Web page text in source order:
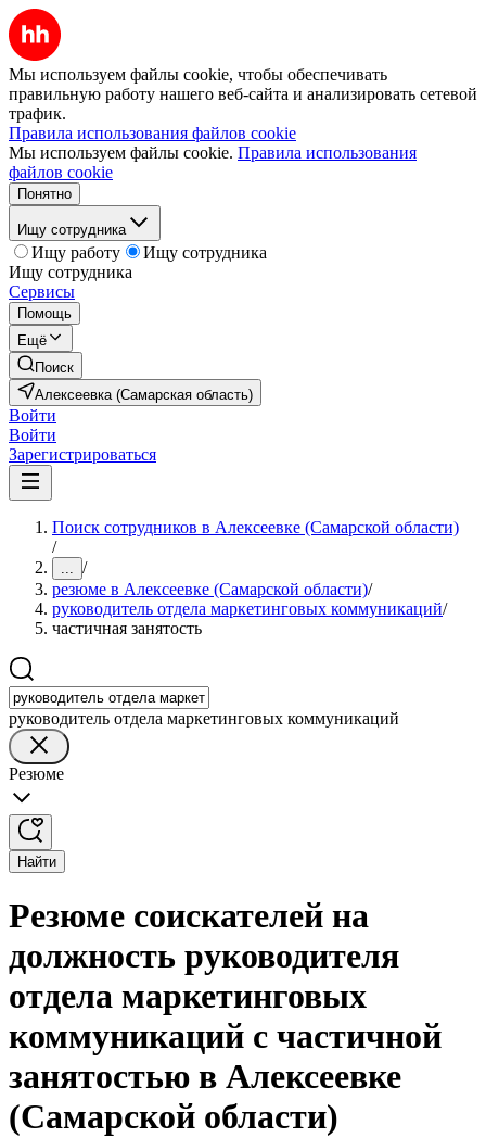
Мы используем файлы cookie, чтобы обеспечивать
правильную работу нашего веб-сайта и анализировать сетевой
трафик.
Правила использования файлов cookie
Мы используем файлы cookie. Правила использования
файлов cookie
Понятно
Ищу сотрудника
Ищу работу
Ищу сотрудника
Ищу сотрудника
Сервисы
Помощь
Ещё
Поиск
Алексеевка (Самарская область)
Войти
Войти
Зарегистрироваться
Поиск сотрудников в Алексеевке (Самарской области)
/
... /
резюме в Алексеевке (Самарской области)/
руководитель отдела маркетинговых коммуникаций/
частичная занятость
руководитель отдела маркетинговых коммуникаций
Резюме
Найти
Резюме соискателей на
должность руководителя
отдела маркетинговых
коммуникаций с частичной
занятостью в Алексеевке
(Самарской области)